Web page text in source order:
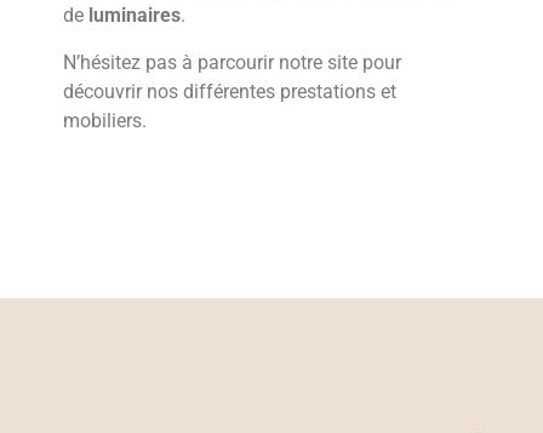
de luminaires.
N’hésitez pas à parcourir notre site pour
découvrir nos différentes prestations et
mobiliers.